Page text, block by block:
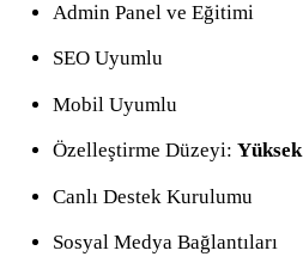
Admin Panel ve Eğitimi
SEO Uyumlu
Mobil Uyumlu
Özelleştirme Düzeyi: Yüksek
Canlı Destek Kurulumu
Sosyal Medya Bağlantıları